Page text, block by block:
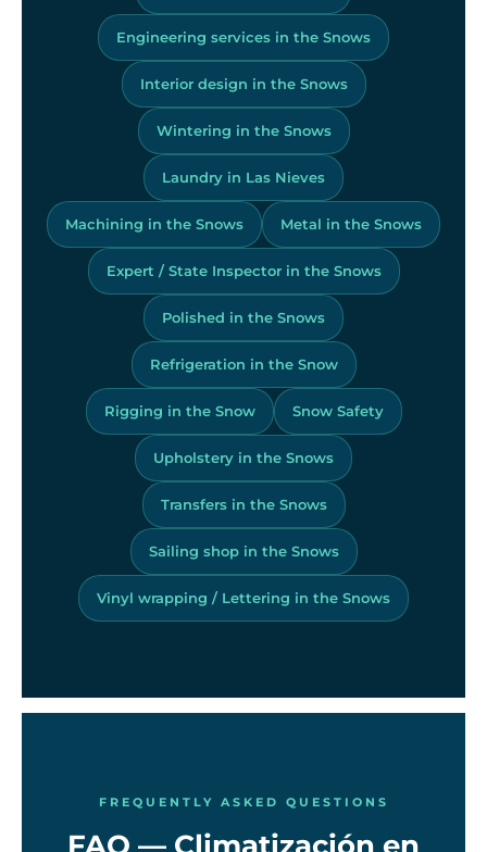
Engineering services in the Snows
Interior design in the Snows
Wintering in the Snows
Laundry in Las Nieves
Machining in the Snows Metal in the Snows
Expert / State Inspector in the Snows
Polished in the Snows
Refrigeration in the Snow
Rigging in the Snow Snow Safety
Upholstery in the Snows
Transfers in the Snows
Sailing shop in the Snows
Vinyl wrapping / Lettering in the Snows
FREQUENTLY ASKED QUESTIONS